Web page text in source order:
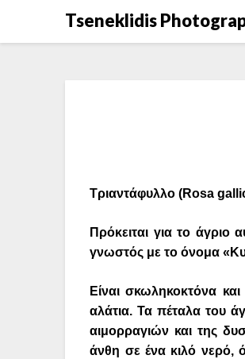
Tseneklidis
Τριαντάφυλλο (Rosa
Πρόκειται για το
γνωστός με το όνομα
Είναι σκωληκοκτόνα και
αλάτια. Τα πέταλα του
αιμορραγιών και της
άνθη σε ένα κιλό νερό,